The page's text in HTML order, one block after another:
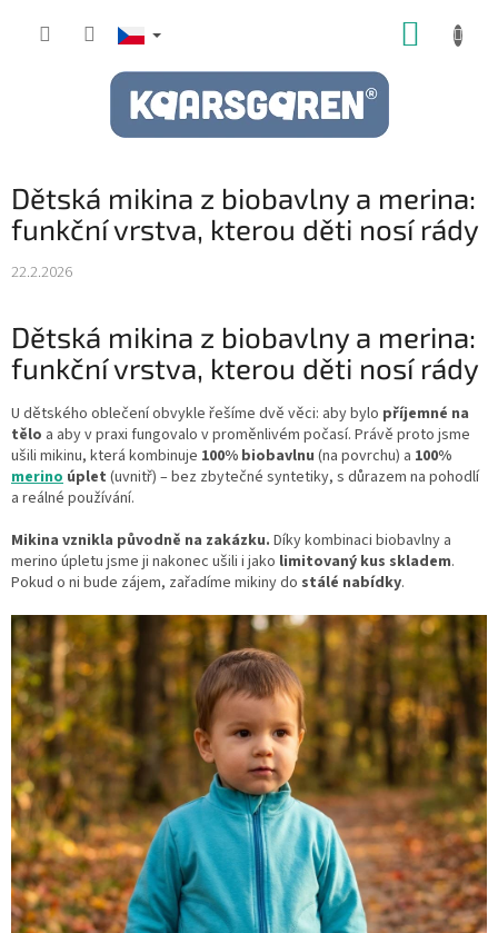
Dětská mikina z biobavlny a merina:
funkční vrstva, kterou děti nosí rády
22.2.2026
Dětská mikina z biobavlny a merina:
funkční vrstva, kterou děti nosí rády
U dětského oblečení obvykle řešíme dvě věci: aby bylo příjemné na
tělo a aby v praxi fungovalo v proměnlivém počasí. Právě proto jsme
ušili mikinu, která kombinuje 100% biobavlnu (na povrchu) a 100%
merino úplet (uvnitř) – bez zbytečné syntetiky, s důrazem na pohodlí
a reálné používání.
Mikina vznikla původně na zakázku. Díky kombinaci biobavlny a
merino úpletu jsme ji nakonec ušili i jako limitovaný kus skladem.
Pokud o ni bude zájem, zařadíme mikiny do stálé nabídky.